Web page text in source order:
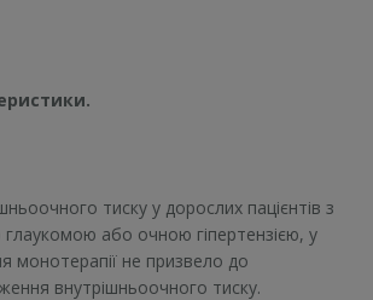
тиску у дорослих пацієнтів з
глаукомою або очною гіпертензією, у
монотерапії не призвело до
внутрішньоочного тиску.